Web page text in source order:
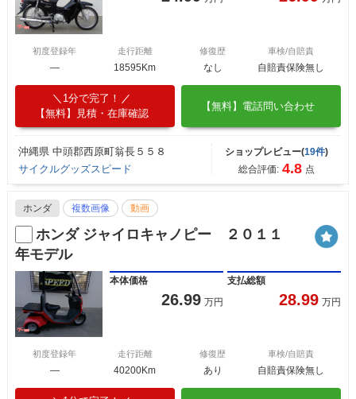
初度登録年
―
走行距離
18595Km
修復歴
なし
車検/自賠責
自賠責保険無し
1分で完了！
【無料】見積・在庫確認
【無料】電話問い合わせ
沖縄県 中頭郡西原町翁長５５８
サイクルグッズスピード
ショップレビュー(19件)
総合評価: 4.8 点
ホンダ 複数画像 動画
ホンダ ジャイロキャノピー ２０１１
年モデル
本体価格
26.99 万円
支払総額
28.99 万円
初度登録年
―
走行距離
40200Km
修復歴
あり
車検/自賠責
自賠責保険無し